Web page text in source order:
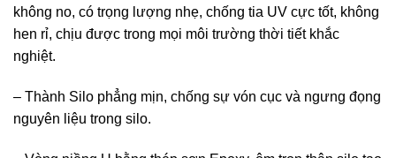
không no, có trọng lượng nhẹ, chống tia UV cực tốt, không
hen rỉ, chịu được trong mọi môi trường thời tiết khắc
nghiệt.
– Thành Silo phẳng mịn, chống sự vón cục và ngưng đọng
nguyên liệu trong silo.